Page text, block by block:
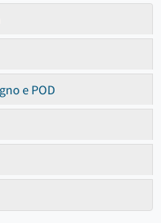
e POD